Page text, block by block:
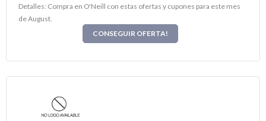
Detalles: Compra en O'Neill con estas ofertas y cupones para este mes
de August.
CONSEGUIR OFERTA!